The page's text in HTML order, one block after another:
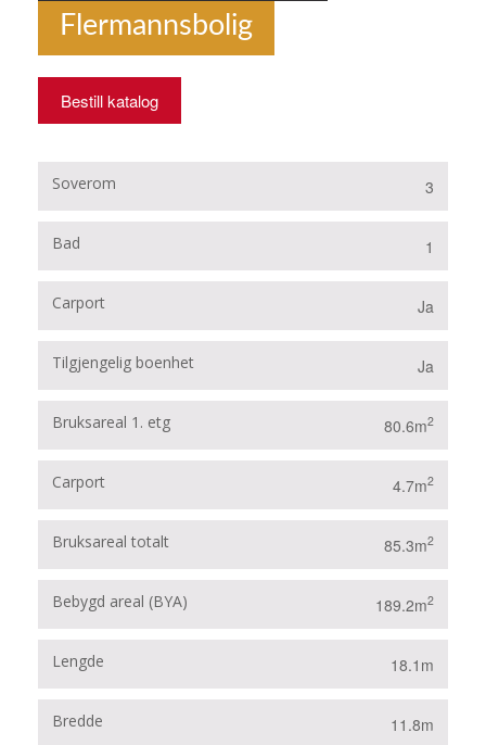
Flermannsbolig
Bestill katalog
Soverom 3
Bad 1
Carport Ja
Tilgjengelig boenhet Ja
Bruksareal 1. etg 80.6m2
Carport 4.7m2
Bruksareal totalt 85.3m2
Bebygd areal (BYA) 189.2m2
Lengde 18.1m
Bredde 11.8m